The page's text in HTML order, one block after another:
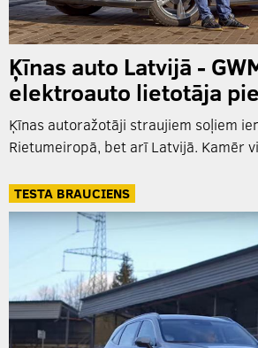
Ķīnas auto Latvijā -
elektroauto lietotāja
Ķīnas autoražotāji straujiem soļiem
Rietumeiropā, bet arī Latvijā. Kamēr
TESTA BRAUCIENS